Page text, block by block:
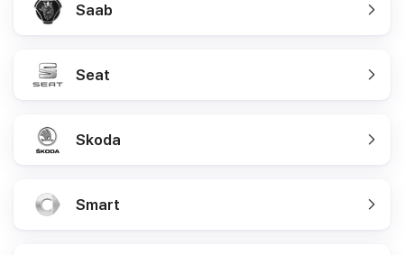
Saab
Seat
Skoda
Smart